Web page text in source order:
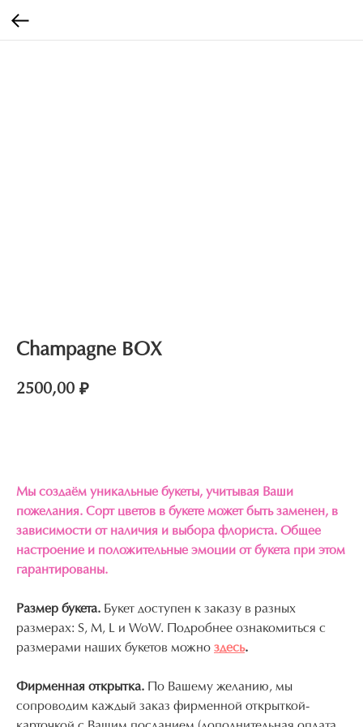
Champagne BOX
2500,00 ₽
Мы создаём уникальные букеты, учитывая Ваши
пожелания. Сорт цветов в букете может быть заменен, в
зависимости от наличия и выбора флориста. Общее
настроение и положительные эмоции от букета при этом
гарантированы.
Размер букета. Букет доступен к заказу в разных
размерах: S, M, L и WoW. Подробнее ознакомиться с
размерами наших букетов можно здесь.
Фирменная открытка.
По Вашему желанию, мы
сопроводим каждый заказ фирменной открыткой-